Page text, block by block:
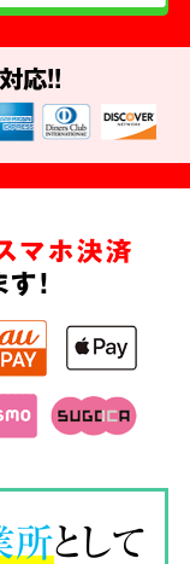
対応!!
マホ決済
す!
所として